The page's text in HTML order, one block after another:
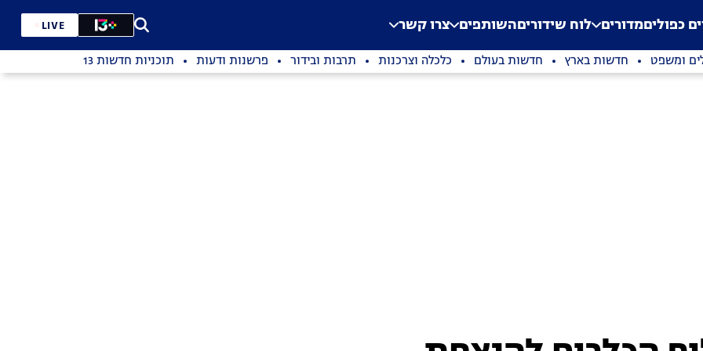
Application error: a
. כפוליםמדורים לוח שידוריםהשותפים צרו קשר LIVE
ומשפט חדשות בארץ חדשות בעולם כלכלה וצרכנות תרבות ובידור פרשנות ודעות תוכניות חדשות 13